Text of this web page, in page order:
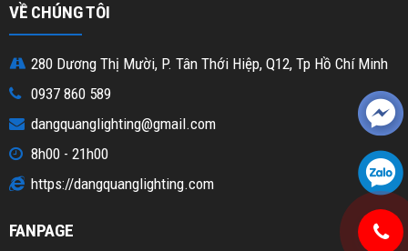
VỀ CHÚNG TÔI
280 Dương Thị Mười, P. Tân Thới Hiệp, Q12, Tp Hồ Chí Minh
0937 860 589
dangquanglighting@gmail.com
8h00 - 21h00
https://dangquanglighting.com
FANPAGE